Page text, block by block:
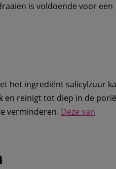
is voldoende voor een
het ingrediënt salicylzuur
en reinigt tot diep in de
verminderen. Deze van